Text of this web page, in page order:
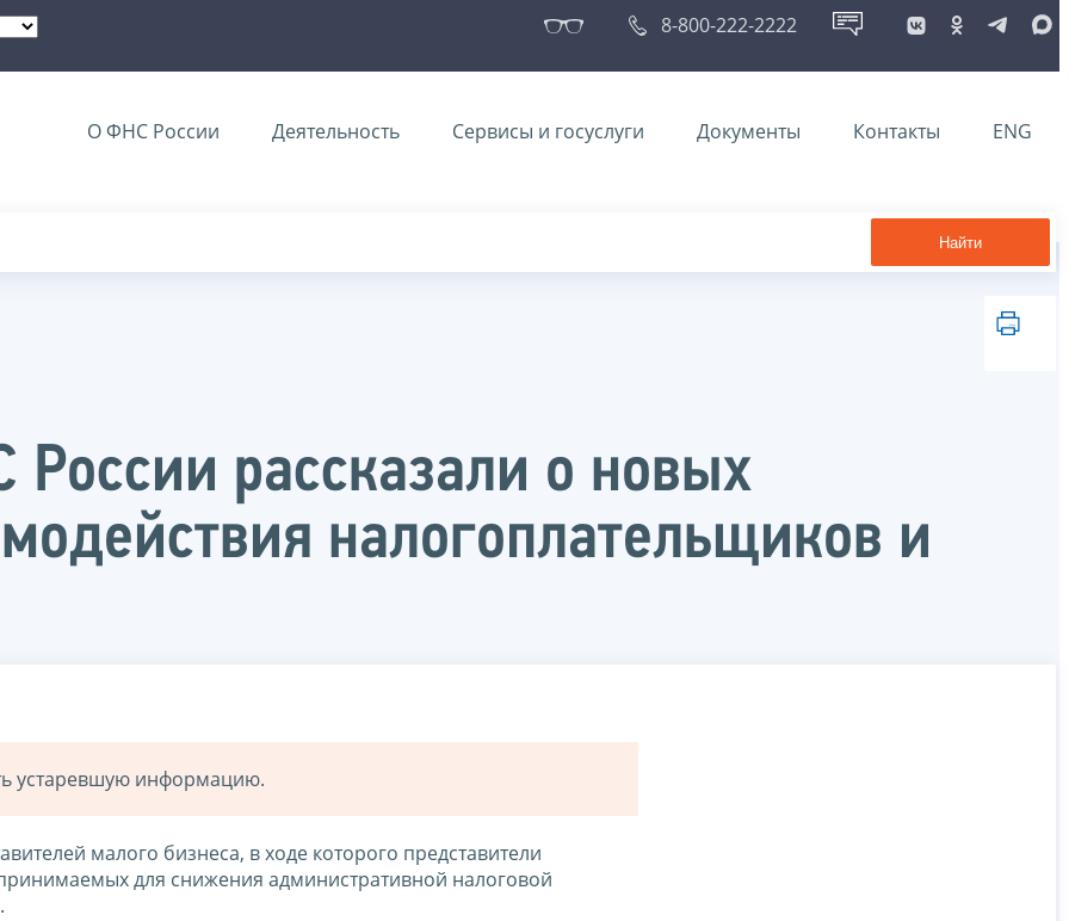
8-800-222-2222
О ФНС России Деятельность Сервисы и госуслуги Документы Контакты ENG
Найти
рассказали о новых
налогоплательщиков и
устаревшую информацию.
малого бизнеса, в ходе которого представители
для снижения административной налоговой